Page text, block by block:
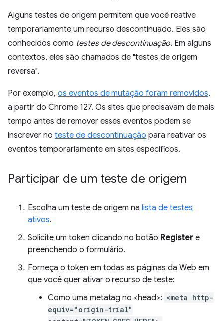
Alguns testes de origem permitem que você reative
temporariamente um recurso descontinuado. Eles são
conhecidos como testes de descontinuação. Em alguns
contextos, eles são chamados de "testes de origem
reversa".
Por exemplo, os eventos de mutação foram removidos,
a partir do Chrome 127. Os sites que precisavam de mais
tempo antes de remover esses eventos podem se
inscrever no teste de descontinuação para reativar os
eventos temporariamente em sites específicos.
Participar de um teste de origem
Escolha um teste de origem na lista de testes
ativos.
Solicite um token clicando no botão Register e
preenchendo o formulário.
Forneça o token em todas as páginas da Web em
que você quer ativar o recurso de teste:
Como uma metatag no <head>: <meta http-
equiv="origin-trial"